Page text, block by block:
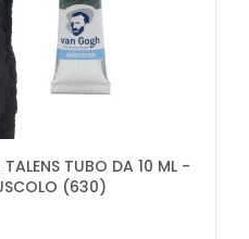
TUBO DA 10 ML -
(630)